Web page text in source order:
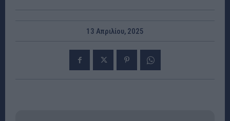
13 Απριλίου, 2025